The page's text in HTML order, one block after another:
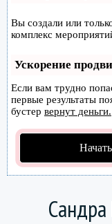
Вы создали или
комплекс
Ускорение
Если вам трудно
первые результаты
бустер вернут деньги.
Сандра